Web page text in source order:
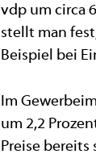
vdp um circa
stellt man
Beispiel bei
Im
um 2,2
Preise